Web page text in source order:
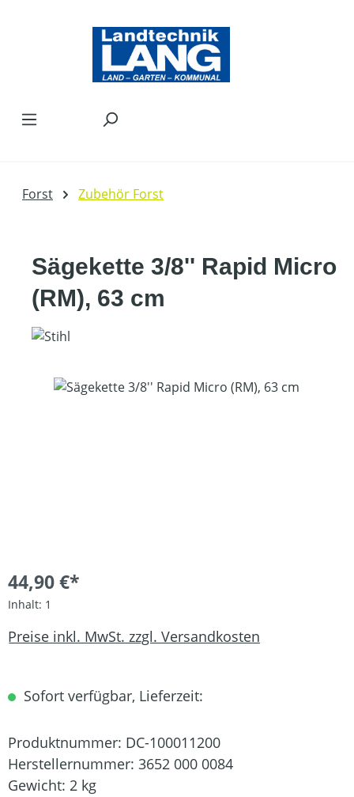
Forst Zubehör Forst
Sägekette 3/8'' Rapid Micro
(RM), 63 cm
Bildergalerie überspringen
44,90 €*
Inhalt: 1
Preise inkl. MwSt. zzgl. Versandkosten
Sofort verfügbar, Lieferzeit:
Produktnummer: DC-100011200
Herstellernummer: 3652 000 0084
Gewicht: 2 kg